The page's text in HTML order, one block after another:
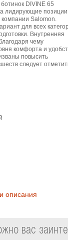
DIVINE 65
лидирующие позиции
Salomon.
для всех
Внутренняя
чему
комфорта и
повысить
следует
описания
вас